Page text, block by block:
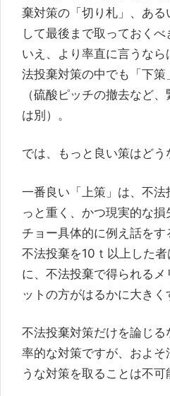
棄対策の「切り札」、ある
して最後まで取っておくべ
いえ、より率直に言うな
法投棄対策の中でも「下
（硫酸ピッチの撤去など
は別）。
では、もっと良い策はどう
一番良い「上策」は、不
っと重く、かつ現実的な損
チョー具体的に例え話をす
不法投棄を10ｔ以上した
に、不法投棄で得られるメ
ットの方がはるかに大きく
不法投棄対策だけを論じ
率的な対策ですが、およそ
うな対策を取ることは不可